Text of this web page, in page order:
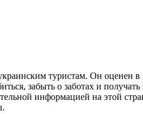
туристам. Он оценен
забыть о заботах и
информацией на этой